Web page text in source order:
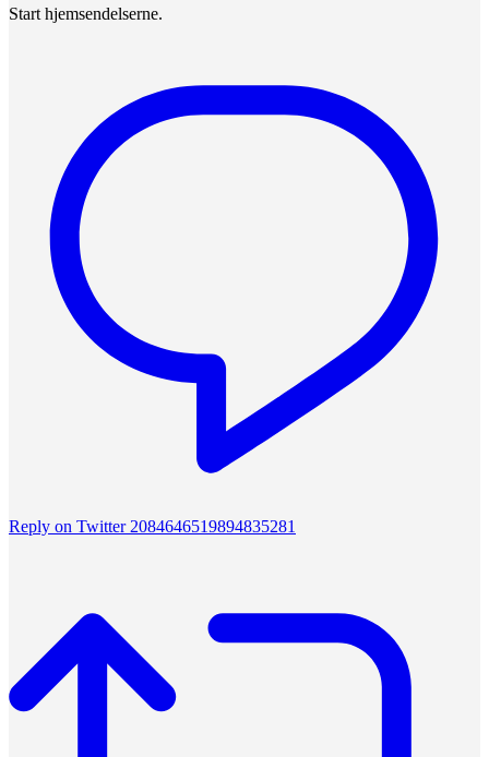
Start hjemsendelserne.
Reply on Twitter 2084646519894835281